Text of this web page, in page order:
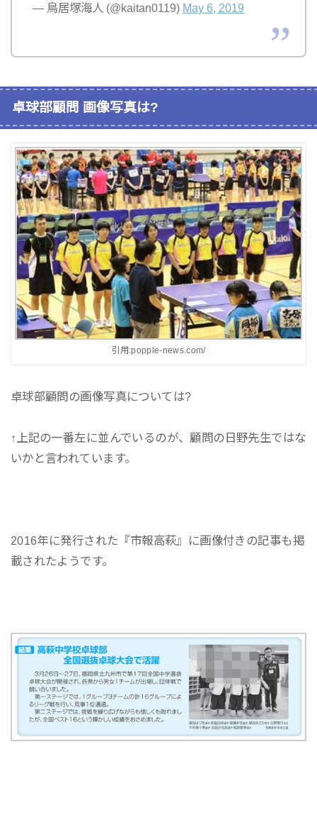
— 鳥居塚海人 (@kaitan0119) May 6, 2019
卓球部顧問 画像写真は?
引用:popple-news.com/
卓球部顧問の画像写真については?
↑上記の一番左に並んでいるのが、顧問の日野先生ではな
いかと言われています。
2016年に発行された『市報高萩』に画像付きの記事も掲
載されたようです。